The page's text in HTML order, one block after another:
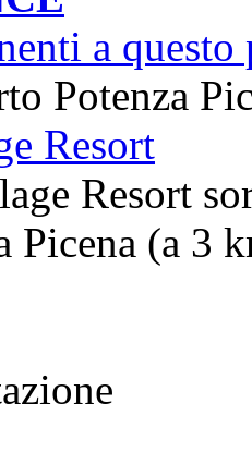
a questo
Potenza
Resort
Resort
Picena (a 3